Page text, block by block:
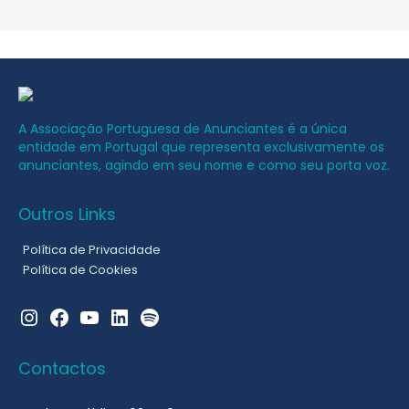
A Associação Portuguesa de Anunciantes é a única
entidade em Portugal que representa exclusivamente os
anunciantes, agindo em seu nome e como seu porta voz.
Outros Links
Política de Privacidade
Política de Cookies
Instagram
FacebookYouTubeLinkedInSpotify
Contactos